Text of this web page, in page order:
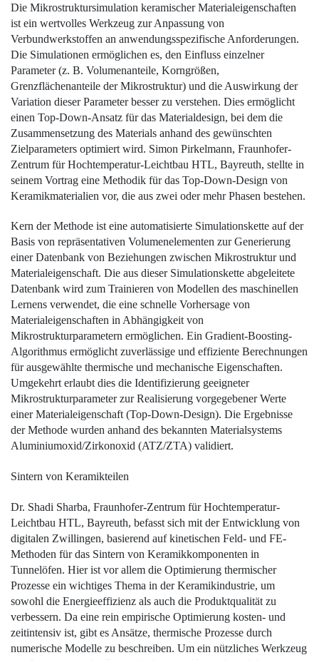
Die Mikrostruktursimulation keramischer Materialeigenschaften
ist ein wertvolles Werkzeug zur Anpassung von
Verbundwerkstoffen an anwendungsspezifische Anforderungen.
Die Simulationen ermöglichen es, den Einfluss einzelner
Parameter (z. B. Volumenanteile, Korngrößen,
Grenzflächenanteile der Mikrostruktur) und die Auswirkung der
Variation dieser Parameter besser zu ­verstehen. Dies ermöglicht
einen Top-Down-Ansatz für das Materialdesign, bei dem die
Zusammen­setzung des Materials anhand des gewünschten
Zielparameters optimiert wird. Simon Pirkelmann, Fraunhofer-
Zentrum für Hochtemperatur-Leichtbau HTL, Bayreuth, stellte in
seinem Vortrag eine Methodik für das Top-Down-Design von
Keramikmaterialien vor, die aus zwei oder mehr Phasen bestehen.
Kern der Methode ist eine ­automatisierte Simulationskette auf der
Basis von repräsentativen Volumenelementen zur Generierung
einer Datenbank von Beziehungen zwischen Mikrostruktur und
Materialeigenschaft. Die aus dieser Simulationskette abgeleitete
Datenbank wird zum Trainieren von ­Modellen des maschinellen
Lernens verwendet, die eine schnelle Vorhersage von
Materialeigenschaften in Abhängigkeit von
Mikrostrukturparametern ermöglichen. Ein Gradient-Boosting-
Algorithmus ­ermöglicht zuverlässige und effiziente Berechnungen
für ausgewählte thermische und mechanische Eigenschaften.
Umgekehrt erlaubt dies die Identifizierung geeigneter
Mikrostrukturparameter zur Realisierung vorgegebener Werte
einer Materialeigenschaft (Top-Down-Design). Die Ergebnisse
der Methode wurden anhand des bekannten Materialsystems
Aluminiumoxid/Zirkonoxid (ATZ/ZTA) validiert.
Sintern von Keramikteilen
Dr. Shadi Sharba, Fraunhofer-Zentrum für Hoch­temperatur-
Leichtbau HTL, Bayreuth, ­befasst sich mit der Entwicklung von
digitalen Zwillingen, basierend auf kinetischen Feld- und FE-
Methoden für das Sintern von Keramik­komponenten in
Tunnelöfen. Hier ist vor allem die Optimierung thermischer
Prozesse ein wichtiges Thema in der Keramikindustrie, um
sowohl die Energieeffizienz als auch die Produktqualität zu
verbessern. Da eine rein empirische Optimierung kosten- und
zeitintensiv ist, gibt es Ansätze, thermische Prozesse durch
numerische Modelle zu beschreiben. Um ein nützliches Werkzeug